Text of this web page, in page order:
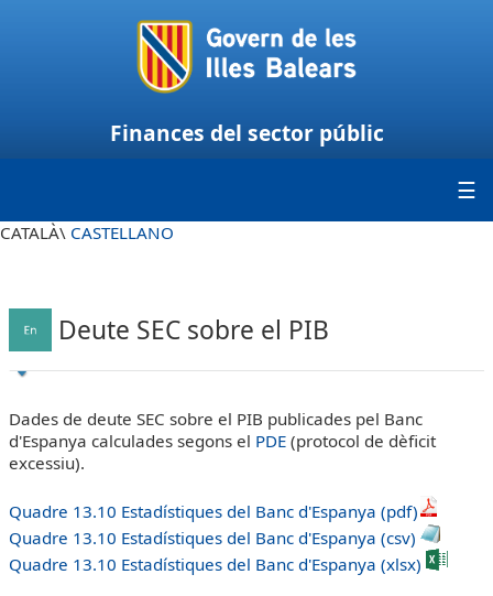
Finances del sector públic
CATALÀ\ CASTELLANO
Deute SEC sobre el PIB
Dades de deute SEC sobre el PIB publicades pel Banc
d'Espanya calculades segons el PDE (protocol de dèficit
excessiu).
Quadre 13.10 Estadístiques del Banc d'Espanya (pdf)
Quadre 13.10 Estadístiques del Banc d'Espanya (csv)
Quadre 13.10 Estadístiques del Banc d'Espanya (xlsx)